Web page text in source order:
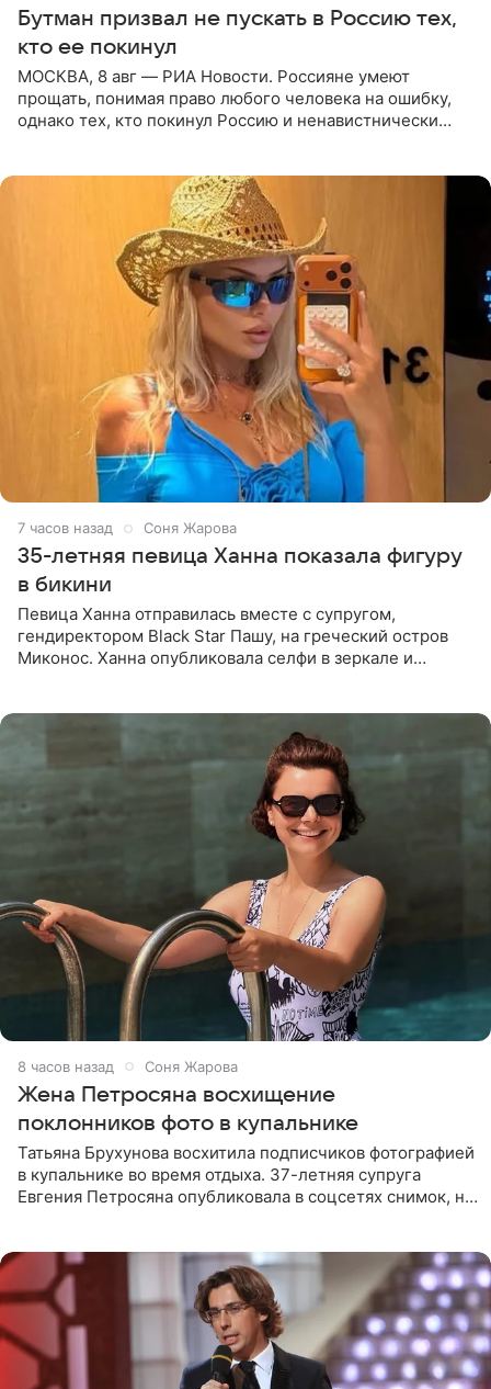
Бутман призвал не пускать в Россию тех,
кто ее покинул
МОСКВА, 8 авг — РИА Новости. Россияне умеют
прощать, понимая право любого человека на ошибку,
однако тех, кто покинул Россию и ненавистнически
7 часов назад Соня Жарова
35-летняя певица Ханна показала фигуру
в бикини
Певица Ханна отправилась вместе с супругом,
гендиректором Black Star Пашу, на греческий остров
Миконос. Ханна опубликовала селфи в зеркале и
8 часов назад Соня Жарова
Жена Петросяна восхищение
поклонников фото в купальнике
Татьяна Брухунова восхитила подписчиков фотографией
в купальнике во время отдыха. 37-летняя супруга
Евгения Петросяна опубликовала в соцсетях снимок, на